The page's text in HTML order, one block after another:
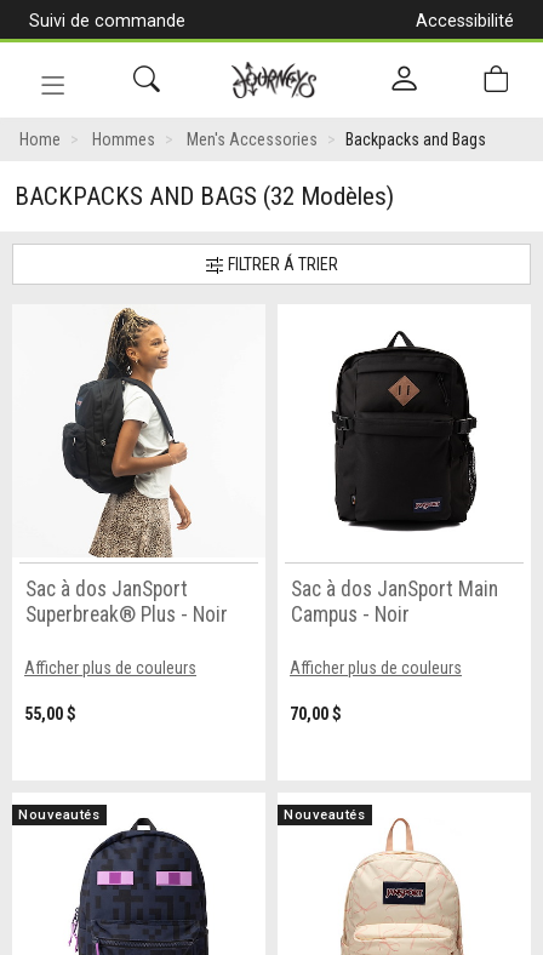
Suivi de commande
Accessibilité
en
Home Hommes Men's Accessories Backpacks and Bags
BACKPACKS AND BAGS (32 Modèles)
FILTRER Á TRIER
Sac à dos JanSport
Superbreak® Plus - Noir
Afficher plus de couleurs
55,00 $
Sac à dos JanSport Main
Campus - Noir
Afficher plus de couleurs
70,00 $
Nouveautés Nouveautés